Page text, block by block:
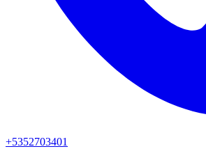
+5352703401